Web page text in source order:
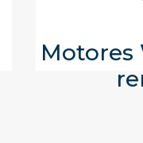
Motores